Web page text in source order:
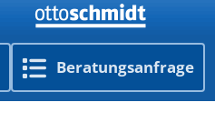
Beratungs­anfrage